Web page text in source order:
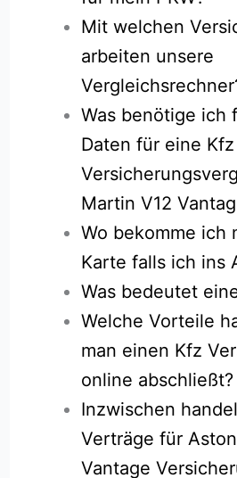
Mit welchen
arbeiten unsere
Was benötige ich
Daten für eine Kfz
Martin V12
Wo bekomme ich
Karte falls ich ins
Was bedeutet
Welche Vorteile
man einen Kfz
online abschließt?
Inzwischen
Verträge für
Vantage